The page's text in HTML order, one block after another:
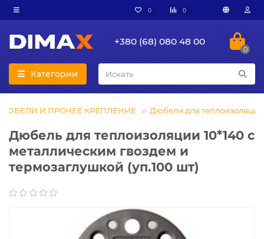
0 0
+380 (68) 080 48 00
0
Категории
И ПРОЧЕЕ КРЕПЛЕНИЕ Дюбели для теплоизоляции
Дюбель для теплоизоляции 10*140 с
металлическим гвоздем и
термозаглушкой (уп.100 шт)